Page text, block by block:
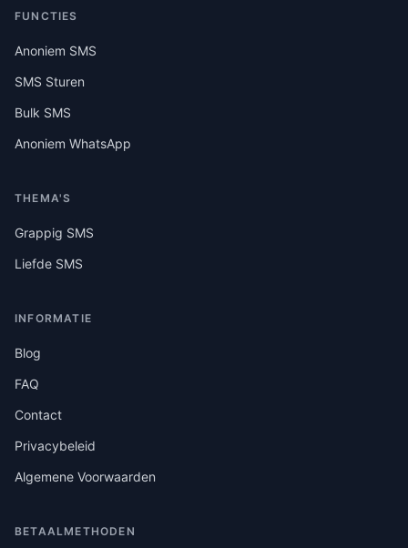
FUNCTIES
Anoniem SMS
SMS Sturen
Bulk SMS
Anoniem WhatsApp
THEMA'S
Grappig SMS
Liefde SMS
INFORMATIE
Blog
FAQ
Contact
Privacybeleid
Algemene Voorwaarden
BETAALMETHODEN